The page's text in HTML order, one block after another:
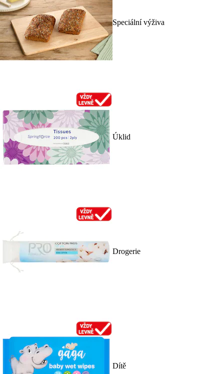
Speciální výživa
Úklid
Drogerie
Dítě